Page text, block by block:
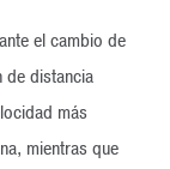
el cambio de
distancia
más
mientras que